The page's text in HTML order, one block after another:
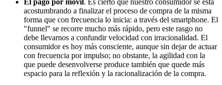
acostumbrando a finalizar el proceso de compra de la misma
forma que con frecuencia lo inicia: a través del smartphone. El
"funnel" se recorre mucho más rápido, pero este rasgo no
debe llevarnos a confundir velocidad con irracionalidad. El
consumidor es hoy más consciente, aunque sin dejar de actuar
con frecuencia por impulso; no obstante, la agilidad con la
que puede desenvolverse produce también que quede más
espacio para la reflexión y la racionalización de la compra.